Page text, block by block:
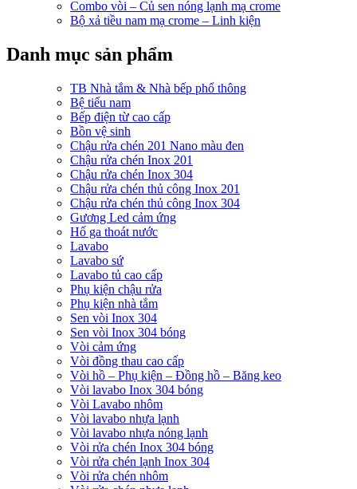
Combo vòi – Củ sen nóng lạnh mạ crome
Bộ xả tiều nam mạ crome – Linh kiện
Danh mục sản phẩm
TB Nhà tắm & Nhà bếp phổ thông
Bệ tiểu nam
Bếp điện từ cao cấp
Bồn vệ sinh
Chậu rửa chén 201 Nano màu đen
Chậu rửa chén Inox 201
Chậu rửa chén Inox 304
Chậu rửa chén thủ công Inox 201
Chậu rửa chén thủ công Inox 304
Gương Led cảm ứng
Hố ga thoát nước
Lavabo
Lavabo sứ
Lavabo tủ cao cấp
Phụ kiện chậu rửa
Phụ kiện nhà tắm
Sen vòi Inox 304
Sen vòi Inox 304 bóng
Vòi cảm ứng
Vòi đồng thau cao cấp
Vòi hồ – Phụ kiện – Đồng hồ – Băng keo
Vòi lavabo Inox 304 bóng
Vòi Lavabo nhôm
Vòi lavabo nhựa lạnh
Vòi lavabo nhựa nóng lạnh
Vòi rửa chén Inox 304 bóng
Vòi rửa chén lạnh Inox 304
Vòi rửa chén nhôm